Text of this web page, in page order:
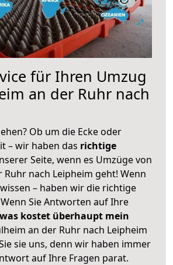
für Ihren Umzug
an der Ruhr nach
Ob um die Ecke oder
– wir haben das richtige
Seite, wenn es Umzüge von
nach Leipheim geht! Wenn
– haben wir die richtige
Sie Antworten auf Ihre
was kostet überhaupt mein
an der Ruhr nach Leipheim
sie uns, denn wir haben immer
auf Ihre Fragen parat.